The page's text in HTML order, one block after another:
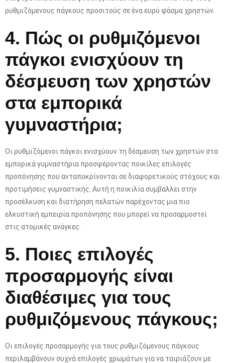
ρυθμιζόμενους πάγκους προσιτούς σε ένα ευρύ φάσμα χρηστών.
4. Πώς οι ρυθμιζόμενοι
πάγκοι ενισχύουν τη
δέσμευση των χρηστών
στα εμπορικά
γυμναστήρια;
Οι ρυθμιζόμενοι πάγκοι ενισχύουν τη δέσμευση των χρηστών στα
εμπορικά γυμναστήρια προσφέροντας ποικίλες επιλογές
προπόνησης που ανταποκρίνονται σε διαφορετικούς στόχους και
προτιμήσεις γυμναστικής. Αυτή η ποικιλία συμβάλλει στην
προσέλκυση και διατήρηση πελατών παρέχοντας μια πιο
ελκυστική εμπειρία προπόνησης που μπορεί να προσαρμοστεί
στις ατομικές ανάγκες.
5. Ποιες επιλογές
προσαρμογής είναι
διαθέσιμες για τους
ρυθμιζόμενους πάγκους;
Οι επιλογές προσαρμογής για τους ρυθμιζόμενους πάγκους
περιλαμβάνουν συχνά επιλογές χρωμάτων για να ταιριάζουν με